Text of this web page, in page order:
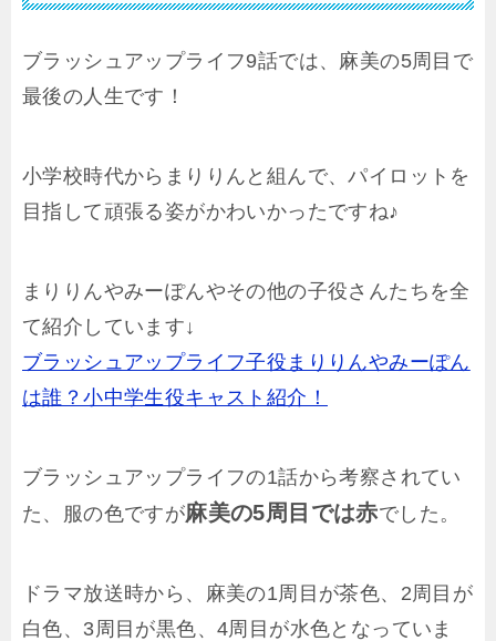
ブラッシュアップライフ9話では、麻美の5周目で
最後の人生です！
小学校時代からまりりんと組んで、パイロットを
目指して頑張る姿がかわいかったですね♪
まりりんやみーぽんやその他の子役さんたちを全
て紹介しています↓
ブラッシュアップライフ子役まりりんやみーぽん
は誰？小中学生役キャスト紹介！
ブラッシュアップライフの1話から考察されてい
た、服の色ですが麻美の5周目では赤でした。
ドラマ放送時から、麻美の1周目が茶色、2周目が
白色、3周目が黒色、4周目が水色となっていま